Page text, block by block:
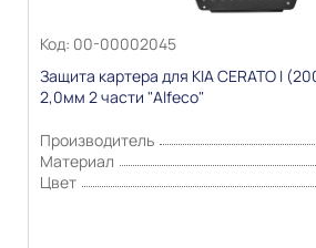
Информация о технических
комплекте поставки, стране
виде и цвете товара носит
основывается на последних
Код: 00-00002045
Защита картера для KIA CERATO I
2,0мм 2 части "Alfeco"
Производитель
Материал
Цвет